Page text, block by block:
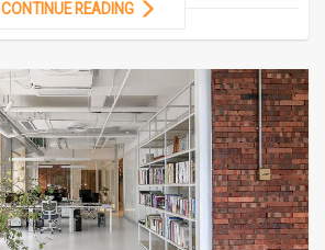
CONTINUE READING